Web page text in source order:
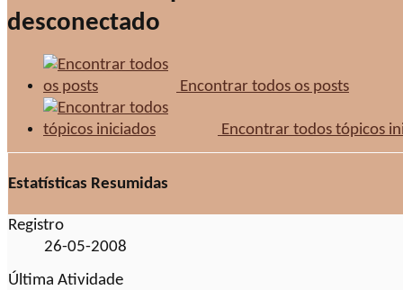
Encontrar todos os posts
Encontrar todos tópicos
Estatísticas Resumidas
Registro
26-05-2008
Última Atividade